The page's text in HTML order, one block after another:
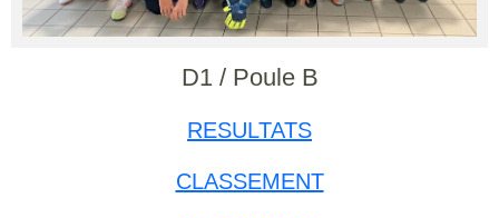
D1 / Poule B
RESULTATS
CLASSEMENT